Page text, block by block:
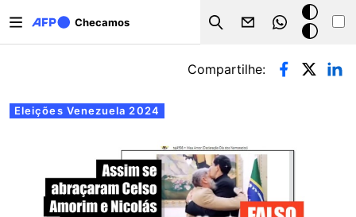
Checamos
Search
Modo
escuro
Abas primárias
Eleições Venezuela 2024
Compartilhe: